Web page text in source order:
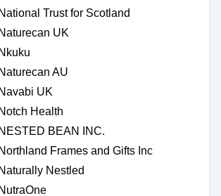
Trust for Scotland
UK
AU
UK
Health
BEAN INC.
Frames and Gifts Inc
Nestled